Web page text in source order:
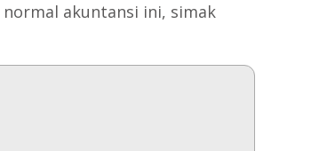
akuntansi ini, simak